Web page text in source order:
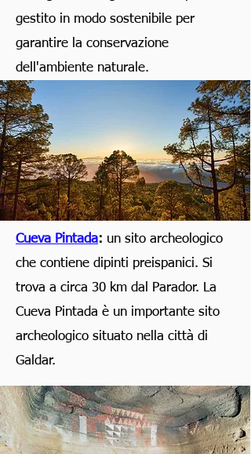
gestito in modo sostenibile per
garantire la conservazione
dell'ambiente naturale.
Cueva Pintada: un sito archeologico
che contiene dipinti preispanici. Si
trova a circa 30 km dal Parador. La
Cueva Pintada è un importante sito
archeologico situato nella città di
Galdar.